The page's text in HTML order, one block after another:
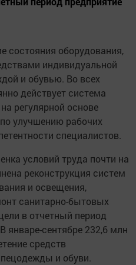
состояния оборудования,
индивидуальной
и обувью. Во всех
действует система
регулярной основе
улучшению рабочих
специалистов.
условий труда почти на
реконструкция систем
и освещения,
санитарно-бытовых
в отчетный период
январе-сентябре 232,6 млн
средств
и обуви.